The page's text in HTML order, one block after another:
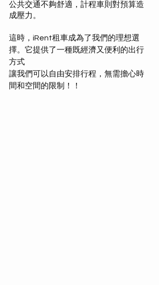
公共交通不夠舒適，計程車則對預算造
成壓力。
這時，iRent租車成為了我們的理想選
擇。它提供了一種既經濟又便利的出行
方式
讓我們可以自由安排行程，無需擔心時
間和空間的限制！！